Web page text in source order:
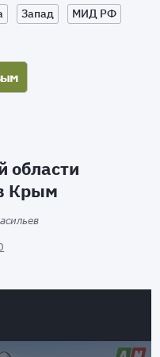
Запад
МИД РФ
области
Крым